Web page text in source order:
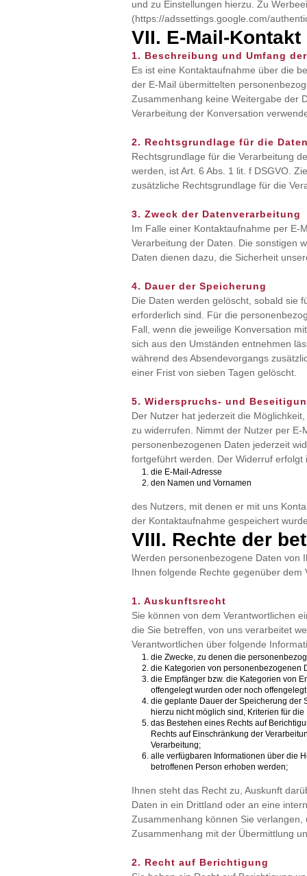
und zu Einstellungen hierzu. Zu
(https://adssettings.google.com/
VII. E-Mail-Kontakt
1. Beschreibung und Umfang
Es ist eine Kontaktaufnahme über die
der E-Mail übermittelten
Zusammenhang keine Weitergabe der
Verarbeitung der Konversation
2. Rechtsgrundlage für die
Rechtsgrundlage für die Verarbeitung
werden, ist Art. 6 Abs. 1 lit. f DSGVO.
zusätzliche Rechtsgrundlage für die
3. Zweck der Datenverarbeitung
Im Falle einer Kontaktaufnahme per E-
Verarbeitung der Daten. Die sonstigen
Daten dienen dazu, die Sicherheit
4. Dauer der Speicherung
Die Daten werden gelöscht, sobald sie
erforderlich sind. Für die
Fall, wenn die jeweilige Konversation
sich aus den Umständen entnehmen
während des Absendevorgangs
einer Frist von sieben Tagen gelöscht.
5. Widerspruchs- und
Der Nutzer hat jederzeit die
zu widerrufen. Nimmt der Nutzer per
personenbezogenen Daten jederzeit
fortgeführt werden. Der Widerruf
die E-Mail-Adresse
den Namen und Vornamen
des Nutzers, mit denen er mit uns
der Kontaktaufnahme gespeichert
VIII. Rechte der
Werden personenbezogene Daten von
Ihnen folgende Rechte gegenüber dem
1. Auskunftsrecht
Sie können von dem Verantwortlichen
die Sie betreffen, von uns verarbeitet
Verantwortlichen über folgende
die Zwecke, zu denen die
die Kategorien von personenbezogenen
die Empfänger bzw. die Kategorien von
offengelegt wurden oder noch
die geplante Dauer der Speicherung der
hierzu nicht möglich sind, Kriterien für
das Bestehen eines Rechts auf
Rechts auf Einschränkung der
Verarbeitung;
alle verfügbaren Informationen über die
betroffenen Person erhoben werden;
Ihnen steht das Recht zu, Auskunft
Daten in ein Drittland oder an eine
Zusammenhang können Sie
Zusammenhang mit der Übermittlung
2. Recht auf Berichtigung